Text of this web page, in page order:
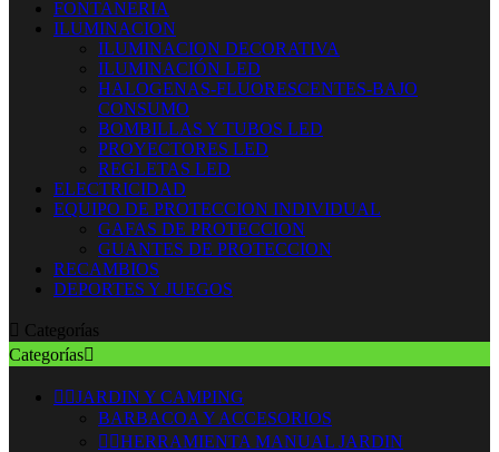
FONTANERIA
ILUMINACION
ILUMINACION DECORATIVA
ILUMINACIÓN LED
HALOGENAS-FLUORESCENTES-BAJO
CONSUMO
BOMBILLAS Y TUBOS LED
PROYECTORES LED
REGLETAS LED
ELECTRICIDAD
EQUIPO DE PROTECCION INDIVIDUAL
GAFAS DE PROTECCION
GUANTES DE PROTECCION
RECAMBIOS
DEPORTES Y JUEGOS
 Categorías
Categorías
 JARDIN Y CAMPING
BARBACOA Y ACCESORIOS
 HERRAMIENTA MANUAL JARDIN